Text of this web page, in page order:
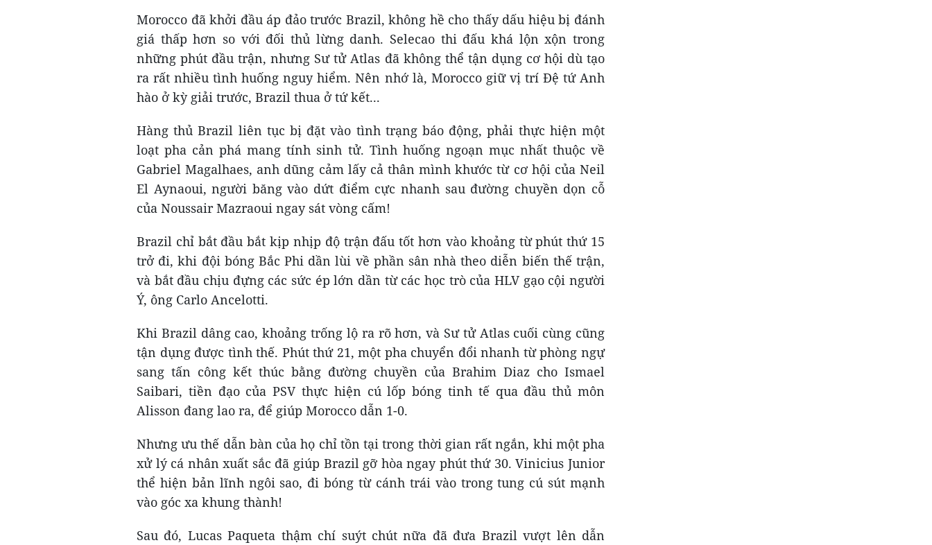
Morocco đã khởi đầu áp đảo trước Brazil, không hề cho thấy dấu hiệu bị đánh
giá thấp hơn so với đối thủ lừng danh. Selecao thi đấu khá lộn xộn trong
những phút đầu trận, nhưng Sư tử Atlas đã không thể tận dụng cơ hội dù tạo
ra rất nhiều tình huống nguy hiểm. Nên nhớ là, Morocco giữ vị trí Đệ tứ Anh
hào ở kỳ giải trước, Brazil thua ở tứ kết...
Hàng thủ Brazil liên tục bị đặt vào tình trạng báo động, phải thực hiện một
loạt pha cản phá mang tính sinh tử. Tình huống ngoạn mục nhất thuộc về
Gabriel Magalhaes, anh dũng cảm lấy cả thân mình khước từ cơ hội của Neil
El Aynaoui, người băng vào dứt điểm cực nhanh sau đường chuyền dọn cỗ
của Noussair Mazraoui ngay sát vòng cấm!
Brazil chỉ bắt đầu bắt kịp nhịp độ trận đấu tốt hơn vào khoảng từ phút thứ 15
trở đi, khi đội bóng Bắc Phi dần lùi về phần sân nhà theo diễn biến thế trận,
và bắt đầu chịu đựng các sức ép lớn dần từ các học trò của HLV gạo cội người
Ý, ông Carlo Ancelotti.
Khi Brazil dâng cao, khoảng trống lộ ra rõ hơn, và Sư tử Atlas cuối cùng cũng
tận dụng được tình thế. Phút thứ 21, một pha chuyển đổi nhanh từ phòng ngự
sang tấn công kết thúc bằng đường chuyền của Brahim Diaz cho Ismael
Saibari, tiền đạo của PSV thực hiện cú lốp bóng tinh tế qua đầu thủ môn
Alisson đang lao ra, để giúp Morocco dẫn 1-0.
Nhưng ưu thế dẫn bàn của họ chỉ tồn tại trong thời gian rất ngắn, khi một pha
xử lý cá nhân xuất sắc đã giúp Brazil gỡ hòa ngay phút thứ 30. Vinicius Junior
thể hiện bản lĩnh ngôi sao, đi bóng từ cánh trái vào trong tung cú sút mạnh
vào góc xa khung thành!
Sau đó, Lucas Paqueta thậm chí suýt chút nữa đã đưa Brazil vượt lên dẫn